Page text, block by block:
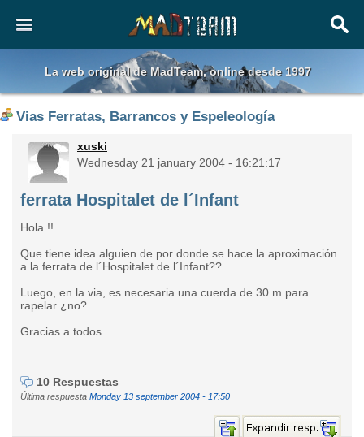
La web original de MadTeam, online desde 1997
Vias Ferratas, Barrancos y Espeleología
xuski
Wednesday 21 january 2004 - 16:21:17
ferrata Hospitalet de l´Infant
Hola !!
Que tiene idea alguien de por donde se hace la aproximación
a la ferrata de l´Hospitalet de l´Infant??
Luego, en la via, es necesaria una cuerda de 30 m para
rapelar ¿no?
Gracias a todos
10 Respuestas
Última respuesta Monday 13 september 2004 - 17:50